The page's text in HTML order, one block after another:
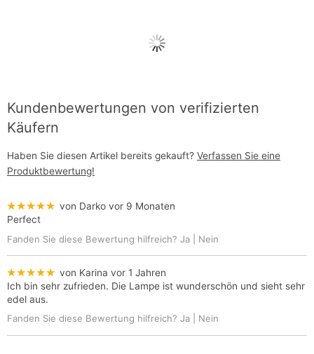
Kundenbewertungen von verifizierten
Käufern
Haben Sie diesen Artikel bereits gekauft? Verfassen Sie eine
Produktbewertung!
★★★★★ von Darko vor 9 Monaten
Perfect
Fanden Sie diese Bewertung hilfreich? Ja Nein
★★★★★ von Karina vor 1 Jahren
Ich bin sehr zufrieden. Die Lampe ist wunderschön und sieht sehr
edel aus.
Fanden Sie diese Bewertung hilfreich? Ja Nein